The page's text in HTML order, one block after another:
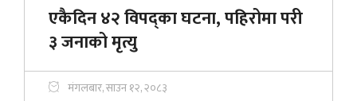
एकैदिन ४२ विपद्का घटना, पहिरोमा परी
३ जनाको मृत्यु
मंगलबार, साउन १२, २०८३